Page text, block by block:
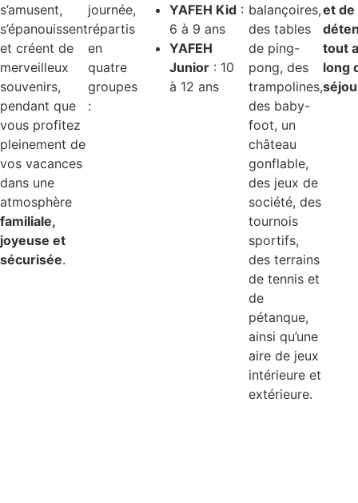
s’amusent,
s’épanouissent
et créent de
merveilleux
souvenirs,
pendant que
vous profitez
pleinement de
vos vacances
dans une
atmosphère
familiale,
joyeuse et
sécurisée.
journée,
répartis
en
quatre
groupes
:
YAFEH Kid :
6 à 9 ans
YAFEH
Junior : 10
à 12 ans
balançoires,
des tables
de ping-
pong, des
trampolines,
des baby-
foot, un
château
gonflable,
des jeux de
société, des
tournois
sportifs,
des terrains
de tennis et
de
pétanque,
ainsi qu’une
aire de jeux
intérieure et
extérieure.
et de
tout
long